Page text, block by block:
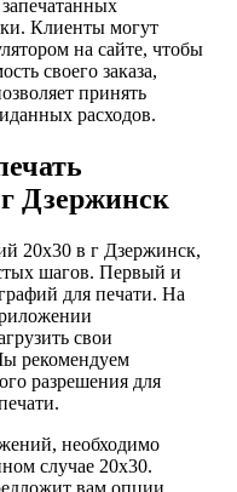
Клиенты могут
на сайте, чтобы
своего заказа,
принять
расходов.
Дзержинск
20х30 в г Дзержинск,
шагов. Первый и
для печати. На
свои
рекомендуем
разрешения для
необходимо
случае 20х30.
вам опции